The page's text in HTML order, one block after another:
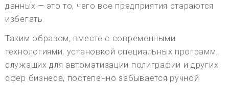
данных — это то, чего все предприятия стараются
избегать.
Таким образом, вместе с современными
технологиями, установкой специальных программ,
служащих для автоматизации полиграфии и других
сфер бизнеса, постепенно забывается ручной